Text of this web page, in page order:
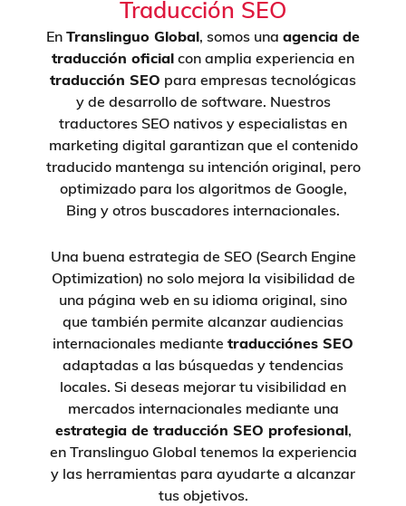
Traducción SEO
En Translinguo Global, somos una agencia de
traducción oficial con amplia experiencia en
traducción SEO para empresas tecnológicas
y de desarrollo de software. Nuestros
traductores SEO nativos y especialistas en
marketing digital garantizan que el contenido
traducido mantenga su intención original, pero
optimizado para los algoritmos de Google,
Bing y otros buscadores internacionales.
Una buena estrategia de SEO (Search Engine
Optimization) no solo mejora la visibilidad de
una página web en su idioma original, sino
que también permite alcanzar audiencias
internacionales mediante traducciónes SEO
adaptadas a las búsquedas y tendencias
locales. Si deseas mejorar tu visibilidad en
mercados internacionales mediante una
estrategia de traducción SEO profesional,
en Translinguo Global tenemos la experiencia
y las herramientas para ayudarte a alcanzar
tus objetivos.